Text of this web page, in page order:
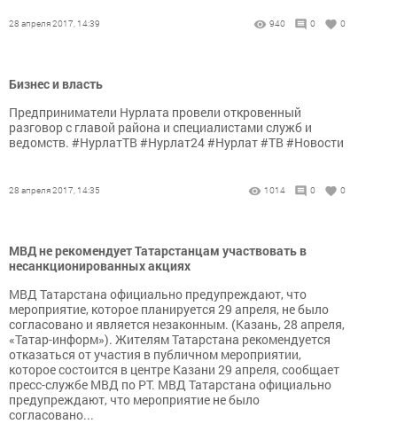
28 апреля 2017, 14:39 940 0 0
Бизнес и власть
Предприниматели Нурлата провели откровенный
разговор с главой района и специалистами служб и
ведомств. #НурлатТВ #Нурлат24 #Нурлат #ТВ #Новости
28 апреля 2017, 14:35 1014 0 0
МВД не рекомендует Татарстанцам участвовать в
несанкционированных акциях
МВД Татарстана официально предупреждают, что
мероприятие, которое планируется 29 апреля, не было
согласовано и является незаконным. (Казань, 28 апреля,
«Татар-информ»). Жителям Татарстана рекомендуется
отказаться от участия в публичном мероприятии,
которое состоится в центре Казани 29 апреля, сообщает
пресс-службе МВД по РТ. МВД Татарстана официально
предупреждают, что мероприятие не было
согласовано...